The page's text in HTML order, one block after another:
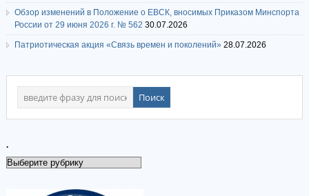
Обзор изменений в Положение о ЕВСК, вносимых Приказом Минспорта
России от 29 июня 2026 г. № 562 30.07.2026
Патриотическая акция «Связь времен и поколений» 28.07.2026
.